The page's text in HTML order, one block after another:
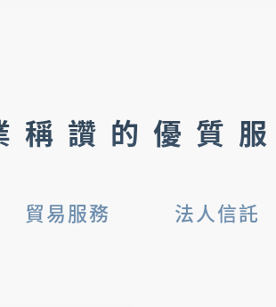
稱讚的優質服
貿易服務 法人信託